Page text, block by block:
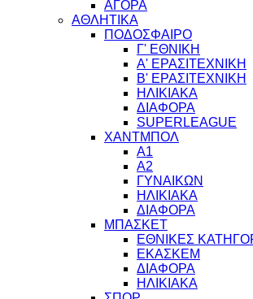
ΑΓΟΡΑ
ΑΘΛΗΤΙΚΑ
ΠΟΔΟΣΦΑΙΡΟ
Γ' ΕΘΝΙΚΗ
Α' ΕΡΑΣΙΤΕΧΝΙΚΗ
Β' ΕΡΑΣΙΤΕΧΝΙΚΗ
ΗΛΙΚΙΑΚΑ
ΔΙΑΦΟΡΑ
SUPERLEAGUE
ΧΑΝΤΜΠΟΛ
Α1
Α2
ΓΥΝΑΙΚΩΝ
ΗΛΙΚΙΑΚΑ
ΔΙΑΦΟΡΑ
ΜΠΑΣΚΕΤ
ΕΘΝΙΚΕΣ
ΕΚΑΣΚΕΜ
ΔΙΑΦΟΡΑ
ΗΛΙΚΙΑΚΑ